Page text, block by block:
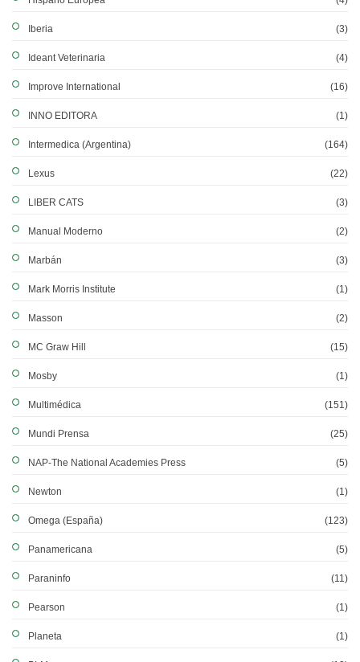
Iberia (3)
Ideant Veterinaria (4)
Improve International (16)
INNO EDITORA (1)
Intermedica (Argentina) (164)
Lexus (22)
LIBER CATS (3)
Manual Moderno (2)
Marbán (3)
Mark Morris Institute (1)
Masson (2)
MC Graw Hill (15)
Mosby (1)
Multimédica (151)
Mundi Prensa (25)
NAP-The National Academies Press (5)
Newton (1)
Omega (España) (123)
Panamericana (5)
Paraninfo (11)
Pearson (1)
Planeta (1)